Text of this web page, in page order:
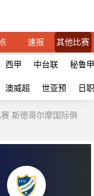
速报 其他比赛
西甲 中台联 秘鲁甲
澳威超 世亚预 日
斯德哥尔摩国际俱